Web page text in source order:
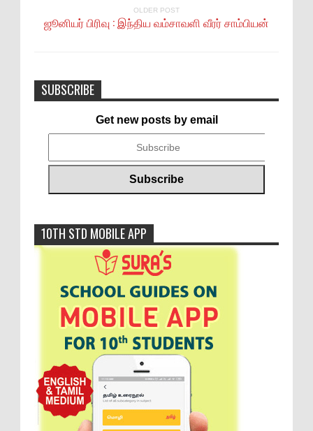
OLDER POST
ஜூனியர் பிரிவு : இந்திய வம்சாவளி வீரர் சாம்பியன்
SUBSCRIBE
Get new posts by email
10TH STD MOBILE APP